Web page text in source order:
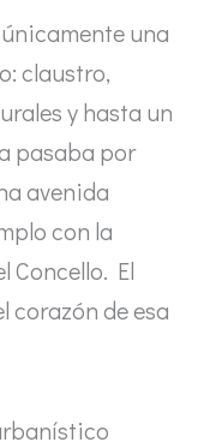
una
claustro,
y hasta un
pasaba por
avenida
con la
Concello. El
corazón de esa